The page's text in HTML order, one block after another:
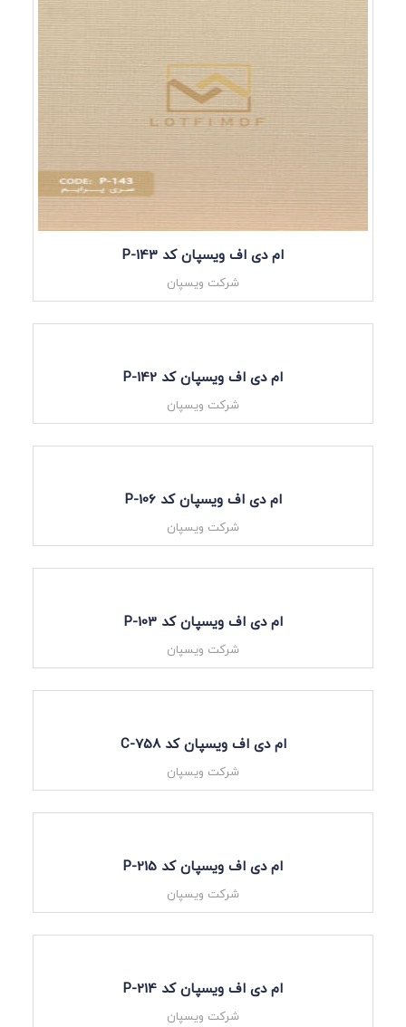
ام دی اف ویسپان کد P-143
شرکت ویسپان
ام دی اف ویسپان کد P-142
شرکت ویسپان
ام دی اف ویسپان کد P-106
شرکت ویسپان
ام دی اف ویسپان کد P-103
شرکت ویسپان
ام دی اف ویسپان کد C-758
شرکت ویسپان
ام دی اف ویسپان کد P-215
شرکت ویسپان
ام دی اف ویسپان کد P-214
شرکت ویسپان